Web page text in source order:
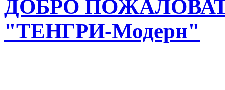
ДОБРО
"ТЕНГРИ-Модерн"